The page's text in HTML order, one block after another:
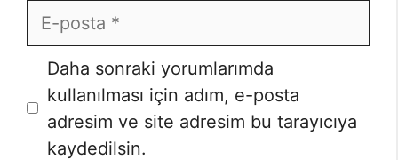
E-
posta
İnternet
sitesi
Daha sonraki yorumlarımda
kullanılması için adım, e-posta
adresim ve site adresim bu tarayıcıya
kaydedilsin.